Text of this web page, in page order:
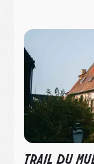
TRAIL DU